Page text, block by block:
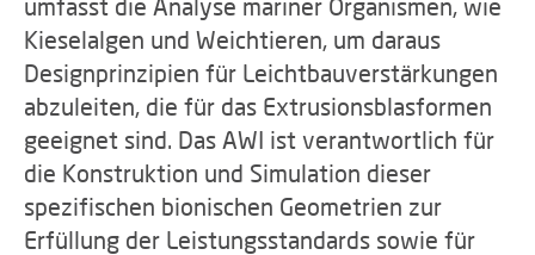
umfasst die Analyse mariner Organismen, wie
Kieselalgen und Weichtieren, um daraus
Designprinzipien für Leichtbauverstärkungen
abzuleiten, die für das Extrusionsblasformen
geeignet sind. Das AWI ist verantwortlich für
die Konstruktion und Simulation dieser
spezifischen bionischen Geometrien zur
Erfüllung der Leistungsstandards sowie für